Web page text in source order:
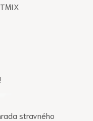
stravného